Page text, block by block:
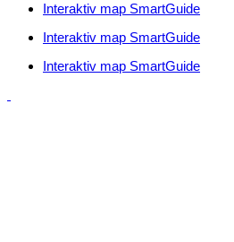
Interaktiv map SmartGuide
Interaktiv map SmartGuide
Interaktiv map SmartGuide